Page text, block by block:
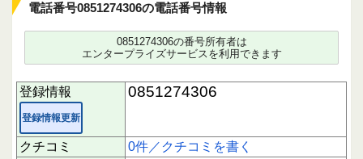
電話番号0851274306の電話番号情報
0851274306の番号所有者は
エンタープライズサービスを利用できます
登録情報
登録情報更新
0851274306
クチコミ
0件／クチコミを書く